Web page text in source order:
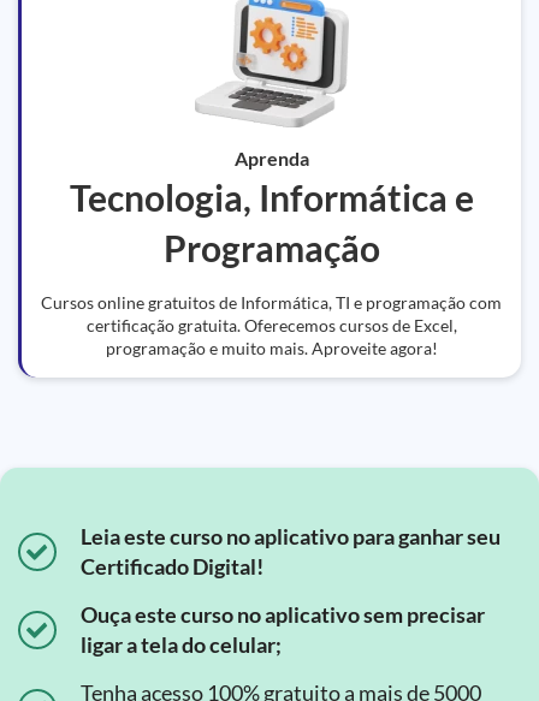
Aprenda
Tecnologia, Informática e
Programação
Cursos online gratuitos de Informática, TI e programação com
certificação gratuita. Oferecemos cursos de Excel,
programação e muito mais. Aproveite agora!
Leia este curso no aplicativo para ganhar seu
Certificado Digital!
Ouça este curso no aplicativo sem precisar
ligar a tela do celular;
Tenha acesso 100% gratuito a mais de 5000